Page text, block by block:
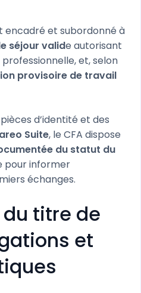
encadré et subordonné à
séjour valide autorisant
et, selon
provisoire de travail
d’identité et des
Suite, le CFA dispose
du statut du
pour informer
échanges.
titre de
et